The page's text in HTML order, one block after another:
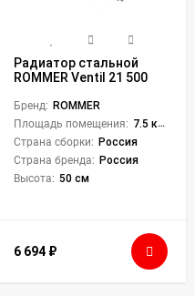
Радиатор стальной
ROMMER Ventil 21 500
Бренд: ROMMER
Площадь помещения: 7.5 кв. м.
Страна сборки: Россия
Страна бренда: Россия
Высота: 50 см
6 694 ₽